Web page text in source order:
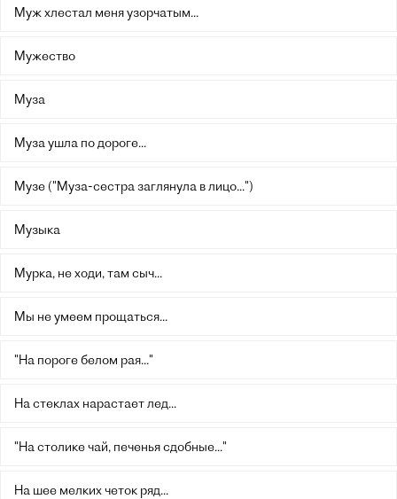
Муж хлестал меня узорчатым...
Мужество
Муза
Муза ушла по дороге...
Музе ("Муза-сестра заглянула в лицо...")
Музыка
Мурка, не ходи, там сыч...
Мы не умеем прощаться...
"На пороге белом рая..."
На стеклах нарастает лед...
"На столике чай, печенья сдобные..."
На шее мелких четок ряд...